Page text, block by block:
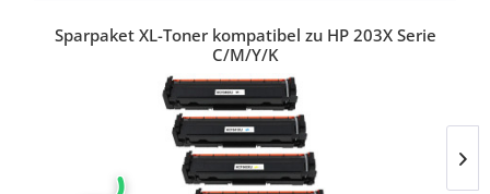
Sparpaket XL-Toner kompatibel zu HP 203X Serie
C/M/Y/K